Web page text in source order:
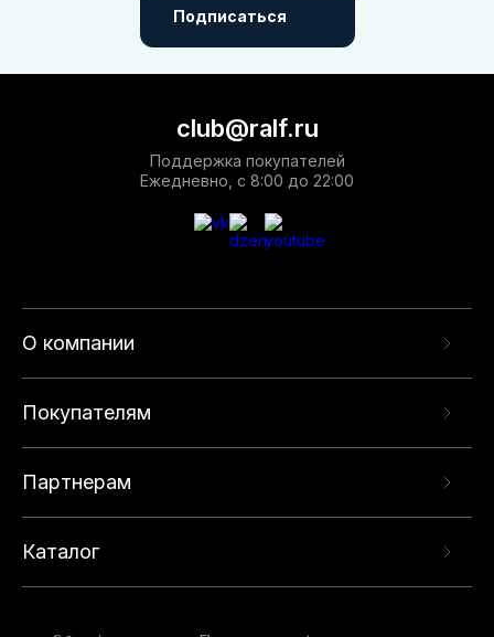
Подписаться
О компании
Покупателям
Партнерам
Каталог
club@ralf.ru
Поддержка покупателей
Ежедневно, с 8:00 до 22:00